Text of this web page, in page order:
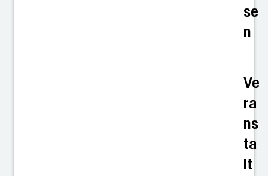
se
n
Ve
ra
ns
ta
lt